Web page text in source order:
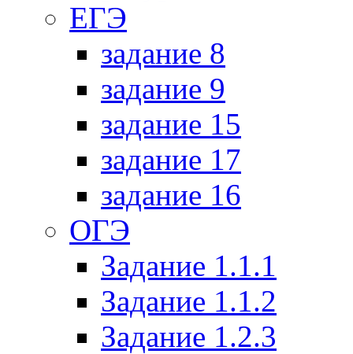
ЕГЭ
задание 8
задание 9
задание 15
задание 17
задание 16
ОГЭ
Задание 1.1.1
Задание 1.1.2
Задание 1.2.3